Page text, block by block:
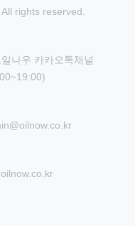
rights reserved.
나우 카카오톡채널